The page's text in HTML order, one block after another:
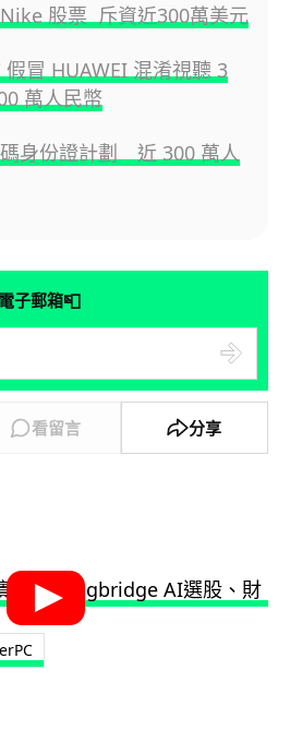
股票 斥資近300萬美元
假冒 HUAWEI 混淆視聽 3
萬人民幣
身份證計劃 近 300 萬人
子郵箱📮
看留言 分享